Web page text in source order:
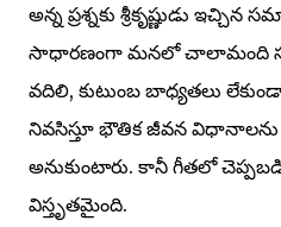
అన్న ప్రశ్నకు శ్రీకృష్ణుడు
సాధారణంగా మనలో చాలామంది
వదిలి, కుటుంబ బాధ్యతలు
నివసిస్తూ భౌతిక జీవన
అనుకుంటారు. కానీ గీతలో
విస్తృతమైంది.